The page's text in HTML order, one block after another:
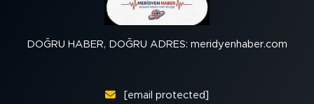
DOĞRU HABER, DOĞRU ADRES: meridyenhaber.com
[email protected]